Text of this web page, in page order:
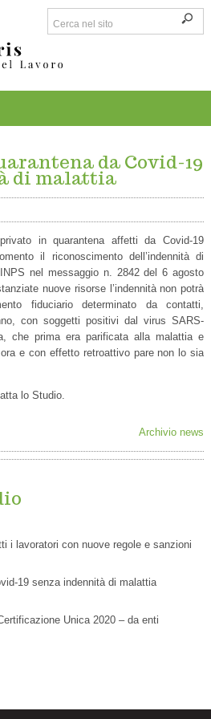
da Covid-19
di malattia
in quarantena affetti da Covid-19
il riconoscimento dell’indennità di
nel messaggio n. 2842 del 6 agosto
nuove risorse l’indennità non potrà
fiduciario determinato da contatti,
con soggetti positivi dal virus SARS-
che prima era parificata alla malattia e
e con effetto retroattivo pare non lo sia
lo Studio.
Archivio news
i lavoratori con nuove regole e sanzioni
19 senza indennità di malattia
Unica 2020 – da enti